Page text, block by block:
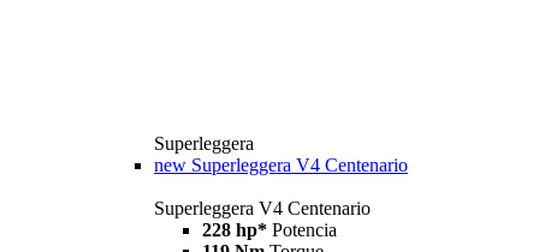
Superleggera
new Superleggera V4 Centenario
Superleggera V4 Centenario
228 hp* Potencia